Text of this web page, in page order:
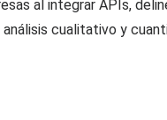
al integrar APIs,
cualitativo y